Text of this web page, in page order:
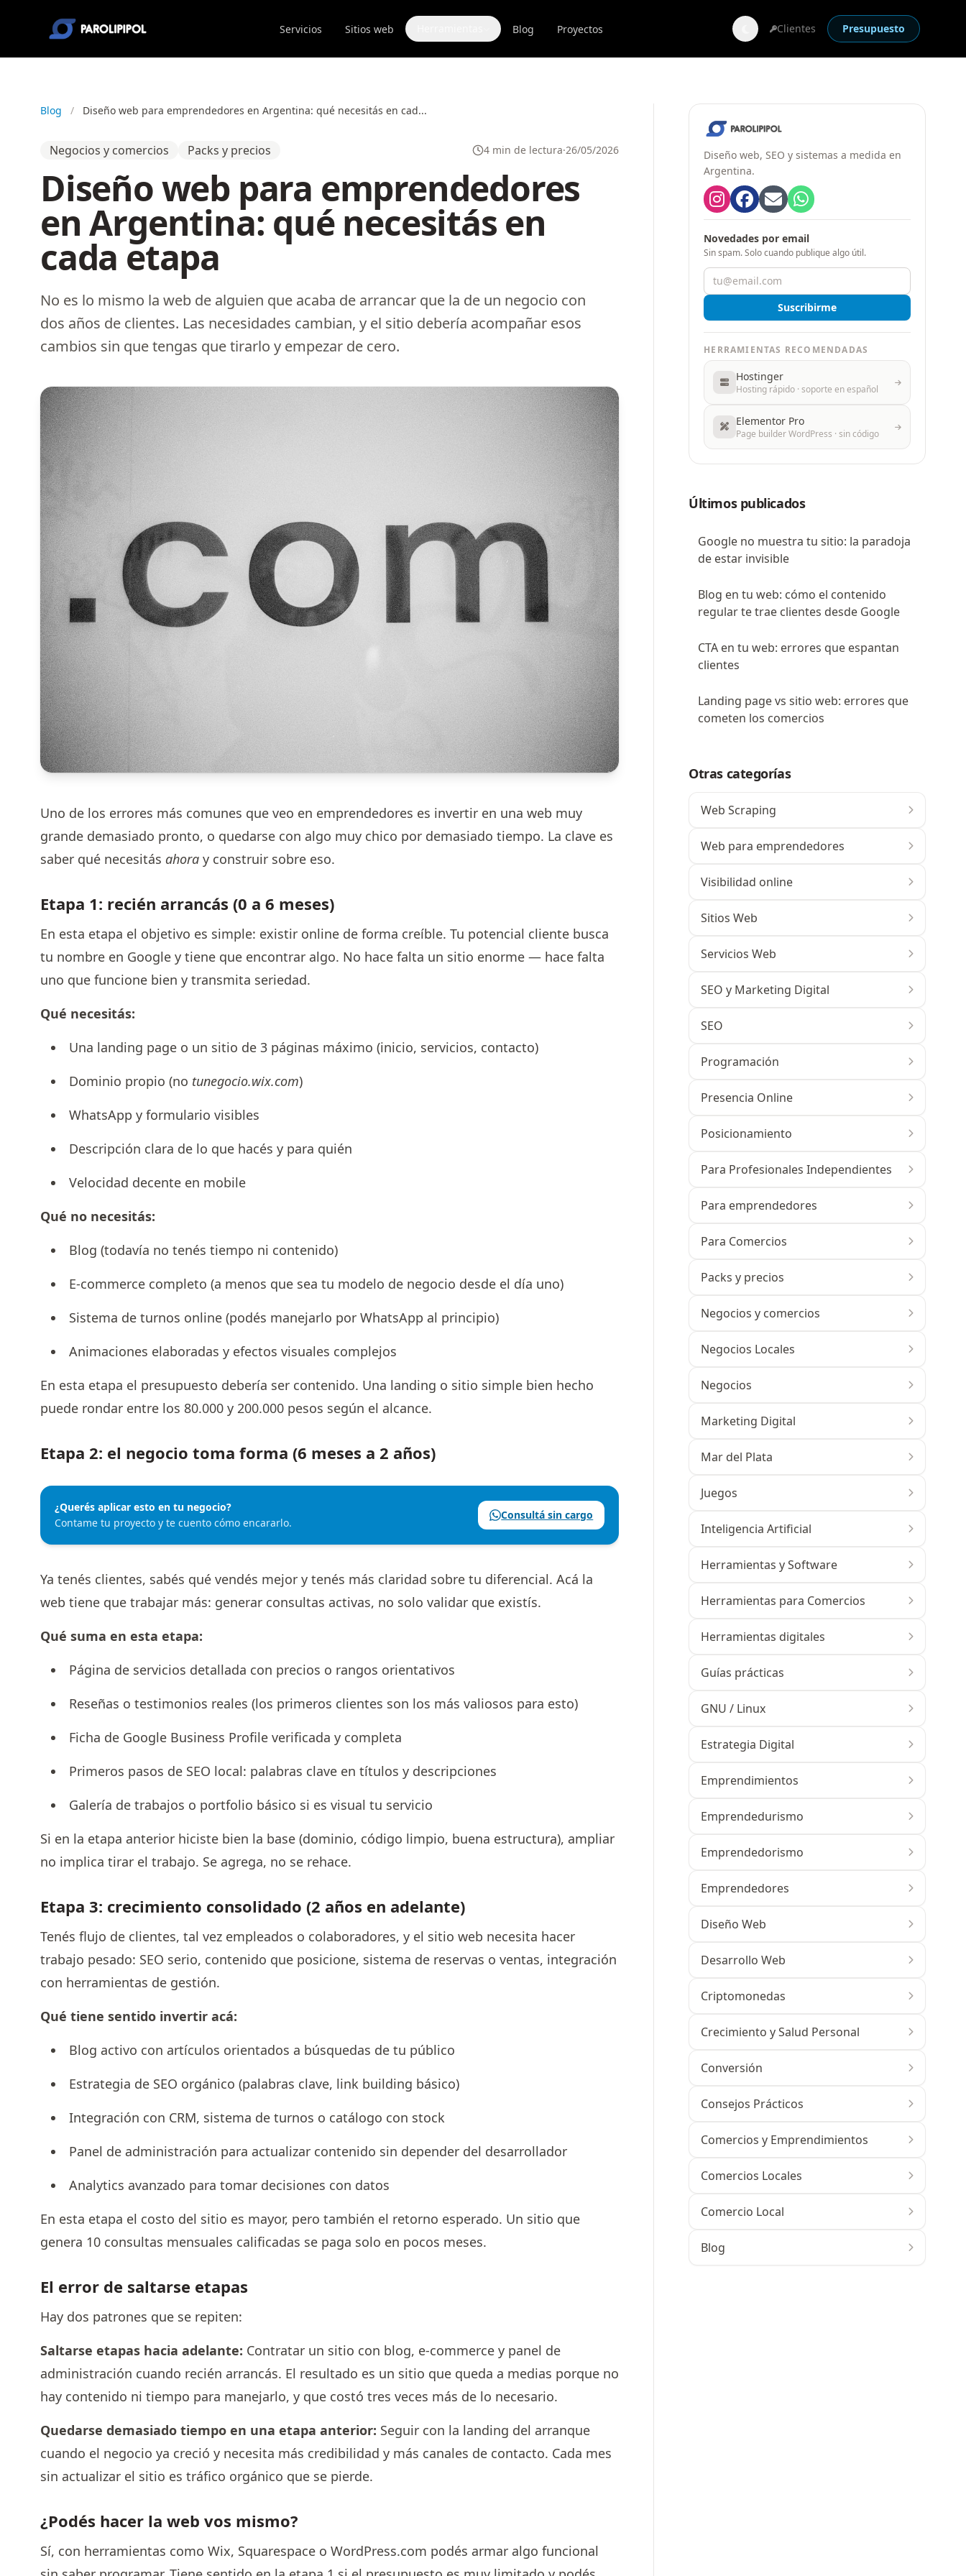
Servicios Sitios web Blog Proyectos Clientes Presupuesto
Blog / Diseño web para emprendedores en Argentina: qué necesitás en cad...
Negocios y comercios Packs y precios 4 min de lectura·26/05/2026
Diseño web para emprendedores
en Argentina: qué necesitás en
cada etapa
No es lo mismo la web de alguien que acaba de arrancar que la de un negocio con
dos años de clientes. Las necesidades cambian, y el sitio debería acompañar esos
cambios sin que tengas que tirarlo y empezar de cero.
Uno de los errores más comunes que veo en emprendedores es invertir en una web muy
grande demasiado pronto, o quedarse con algo muy chico por demasiado tiempo. La clave es
saber qué necesitás ahora y construir sobre eso.
Etapa 1: recién arrancás (0 a 6 meses)
En esta etapa el objetivo es simple: existir online de forma creíble. Tu potencial cliente busca
tu nombre en Google y tiene que encontrar algo. No hace falta un sitio enorme — hace falta
uno que funcione bien y transmita seriedad.
Qué necesitás:
Una landing page o un sitio de 3 páginas máximo (inicio, servicios, contacto)
Dominio propio (no tunegocio.wix.com)
WhatsApp y formulario visibles
Descripción clara de lo que hacés y para quién
Velocidad decente en mobile
Qué no necesitás:
Blog (todavía no tenés tiempo ni contenido)
E-commerce completo (a menos que sea tu modelo de negocio desde el día uno)
Sistema de turnos online (podés manejarlo por WhatsApp al principio)
Animaciones elaboradas y efectos visuales complejos
En esta etapa el presupuesto debería ser contenido. Una landing o sitio simple bien hecho
puede rondar entre los 80.000 y 200.000 pesos según el alcance.
Etapa 2: el negocio toma forma (6 meses a 2 años)
¿Querés aplicar esto en tu negocio?
Contame tu proyecto y te cuento cómo encararlo.
Consultá sin cargo
Ya tenés clientes, sabés qué vendés mejor y tenés más claridad sobre tu diferencial. Acá la
web tiene que trabajar más: generar consultas activas, no solo validar que existís.
Qué suma en esta etapa:
Página de servicios detallada con precios o rangos orientativos
Reseñas o testimonios reales (los primeros clientes son los más valiosos para esto)
Ficha de Google Business Profile verificada y completa
Primeros pasos de SEO local: palabras clave en títulos y descripciones
Galería de trabajos o portfolio básico si es visual tu servicio
Si en la etapa anterior hiciste bien la base (dominio, código limpio, buena estructura), ampliar
no implica tirar el trabajo. Se agrega, no se rehace.
Etapa 3: crecimiento consolidado (2 años en adelante)
Tenés flujo de clientes, tal vez empleados o colaboradores, y el sitio web necesita hacer
trabajo pesado: SEO serio, contenido que posicione, sistema de reservas o ventas, integración
con herramientas de gestión.
Qué tiene sentido invertir acá:
Blog activo con artículos orientados a búsquedas de tu público
Estrategia de SEO orgánico (palabras clave, link building básico)
Integración con CRM, sistema de turnos o catálogo con stock
Panel de administración para actualizar contenido sin depender del desarrollador
Analytics avanzado para tomar decisiones con datos
En esta etapa el costo del sitio es mayor, pero también el retorno esperado. Un sitio que
genera 10 consultas mensuales calificadas se paga solo en pocos meses.
El error de saltarse etapas
Hay dos patrones que se repiten:
Saltarse etapas hacia adelante: Contratar un sitio con blog, e-commerce y panel de
administración cuando recién arrancás. El resultado es un sitio que queda a medias porque no
hay contenido ni tiempo para manejarlo, y que costó tres veces más de lo necesario.
Quedarse demasiado tiempo en una etapa anterior: Seguir con la landing del arranque
cuando el negocio ya creció y necesita más credibilidad y más canales de contacto. Cada mes
sin actualizar el sitio es tráfico orgánico que se pierde.
¿Podés hacer la web vos mismo?
Sí, con herramientas como Wix, Squarespace o WordPress.com podés armar algo funcional
Diseño web, SEO y sistemas a medida en
Argentina.
Novedades por email
Sin spam. Solo cuando publique algo útil.
Suscribirme
HERRAMIENTAS RECOMENDADAS
Hostinger
Hosting rápido · soporte en español
Elementor Pro
Page builder WordPress · sin código
Últimos publicados
Google no muestra tu sitio: la paradoja
de estar invisible
Blog en tu web: cómo el contenido
regular te trae clientes desde Google
CTA en tu web: errores que espantan
clientes
Landing page vs sitio web: errores que
cometen los comercios
Otras categorías
Web Scraping
Web para emprendedores
Visibilidad online
Sitios Web
Servicios Web
SEO y Marketing Digital
SEO
Programación
Presencia Online
Posicionamiento
Para Profesionales Independientes
Para emprendedores
Para Comercios
Packs y precios
Negocios y comercios
Negocios Locales
Negocios
Marketing Digital
Mar del Plata
Juegos
Inteligencia Artificial
Herramientas y Software
Herramientas para Comercios
Herramientas digitales
Guías prácticas
GNU / Linux
Estrategia Digital
Emprendimientos
Emprendedurismo
Emprendedorismo
Emprendedores
Diseño Web
Desarrollo Web
Criptomonedas
Crecimiento y Salud Personal
Conversión
Consejos Prácticos
Comercios y Emprendimientos
Comercios Locales
Comercio Local
Blog